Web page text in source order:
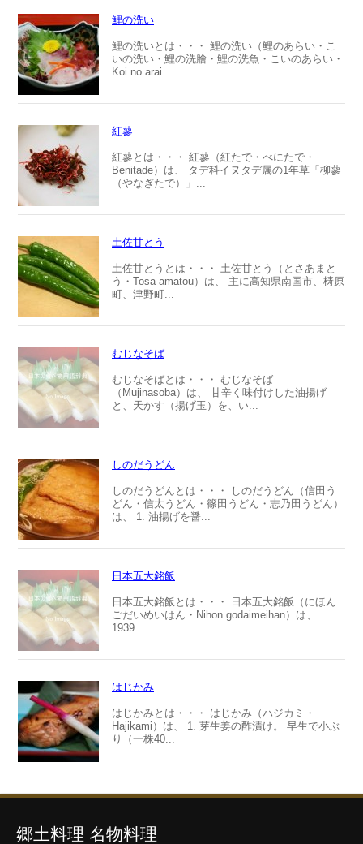
鯉の洗い
鯉の洗いとは・・・ 鯉の洗い（鯉のあらい・こ
いの洗い・鯉の洗膾・鯉の洗魚・こいのあらい・
Koi no arai...
紅蓼
紅蓼とは・・・ 紅蓼（紅たで・べにたで・
Benitade）は、 タデ科イヌタデ属の1年草「柳蓼
（やなぎたで）」...
土佐甘とう
土佐甘とうとは・・・ 土佐甘とう（とさあまと
う・Tosa amatou）は、 主に高知県南国市、梼原
町、津野町...
むじなそば
むじなそばとは・・・ むじなそば
（Mujinasoba）は、 甘辛く味付けした油揚げ
と、天かす（揚げ玉）を、い...
しのだうどん
しのだうどんとは・・・ しのだうどん（信田う
どん・信太うどん・篠田うどん・志乃田うどん）
は、 1. 油揚げを醤...
日本五大銘飯
日本五大銘飯とは・・・ 日本五大銘飯（にほん
ごだいめいはん・Nihon godaimeihan）は、
1939...
はじかみ
はじかみとは・・・ はじかみ（ハジカミ・
Hajikami）は、 1. 芽生姜の酢漬け。 早生で小ぶ
り（一株40...
郷土料理 名物料理